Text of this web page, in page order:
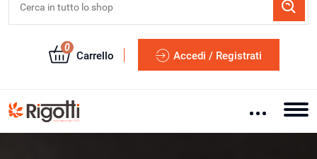
0
Carrello Accedi / Registrati